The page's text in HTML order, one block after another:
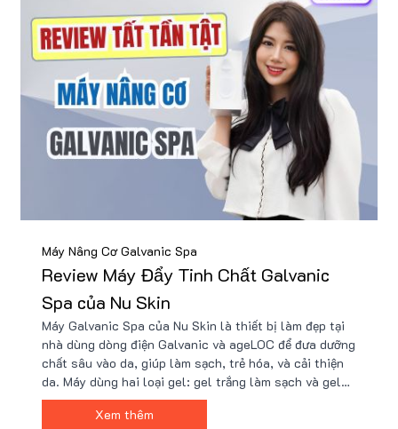
Máy Nâng Cơ Galvanic Spa
Review Máy Đẩy Tinh Chất Galvanic
Spa của Nu Skin
Máy Galvanic Spa của Nu Skin là thiết bị làm đẹp tại
nhà dùng dòng điện Galvanic và ageLOC để đưa dưỡng
chất sâu vào da, giúp làm sạch, trẻ hóa, và cải thiện
da. Máy dùng hai loại gel: gel trắng làm sạch và gel
xanh dưỡng ẩm. An toàn cho mọi da, máy có nhiều đầu
dẫn cho các vùng da khác nhau.
Xem thêm